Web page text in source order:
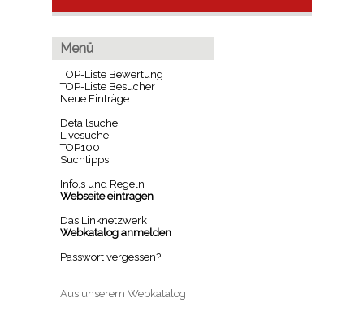
Menü
TOP-Liste Bewertung
TOP-Liste Besucher
Neue Einträge
Detailsuche
Livesuche
TOP100
Suchtipps
Info,s und Regeln
Webseite eintragen
Das Linknetzwerk
Webkatalog anmelden
Passwort vergessen?
Aus unserem Webkatalog